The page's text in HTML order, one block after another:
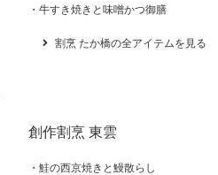
牛すき焼きと味噌かつ御膳
割烹 たか橋の全アイテムを見る
創作割烹 東雲
鮭の西京焼きと鰻散らし